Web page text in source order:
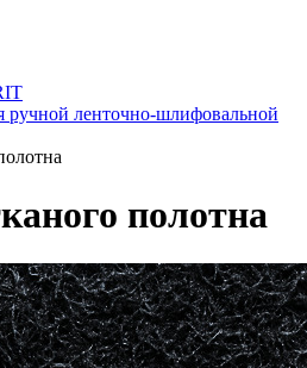
ручной ленточно-шлифовальной
полотна